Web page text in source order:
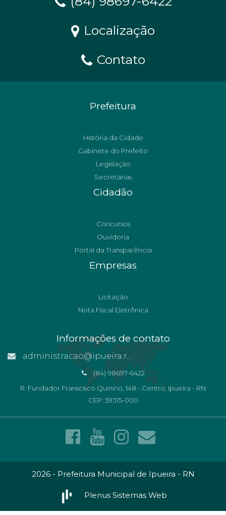
Localização
Contato
Prefeitura
História da Cidade
Gabinete do Prefeito
Legislação
Secretarias
Cidadão
Concursos
Ouvidoria
Portal da Transparência
Empresas
Licitação
Nota Fiscal Eletrônica
Informações de contato
administracao@ipueira.rn.gov.br
(84) 98697-6422
R. Fundador Franscisco Quinino, 148 - Centro, Ipueira - RN
CEP: 59315-000
2026 - Prefeitura Municipal de Ipueira - RN
Plenus Sistemas Web